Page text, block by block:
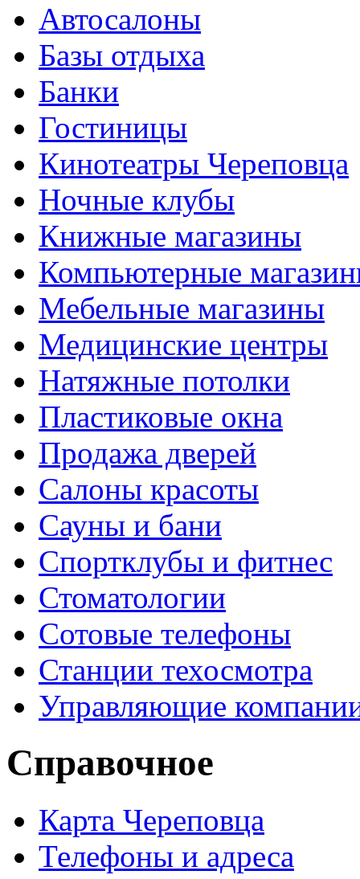
Автосалоны
Базы отдыха
Банки
Гостиницы
Кинотеатры Череповца
Ночные клубы
Книжные магазины
Компьютерные
Мебельные магазины
Медицинские центры
Натяжные потолки
Пластиковые окна
Продажа дверей
Салоны красоты
Сауны и бани
Спортклубы и фитнес
Стоматологии
Сотовые телефоны
Станции техосмотра
Управляющие
Справочное
Карта Череповца
Телефоны и адреса